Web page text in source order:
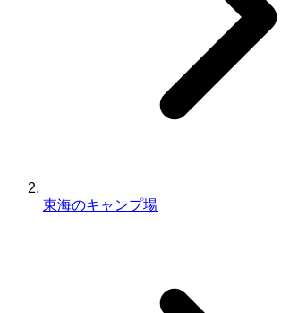
東海のキャンプ場